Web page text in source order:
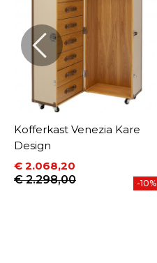
Kofferkast Venezia Kare
Design
Prijs
€ 2.068,20
Normale prijs
€ 2.298,00 -10%